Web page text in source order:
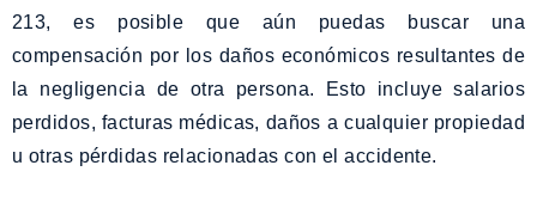
213, es posible que aún puedas buscar una
compensación por los daños económicos resultantes de
la negligencia de otra persona. Esto incluye salarios
perdidos, facturas médicas, daños a cualquier propiedad
u otras pérdidas relacionadas con el accidente.